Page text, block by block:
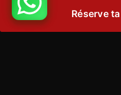
Réserve